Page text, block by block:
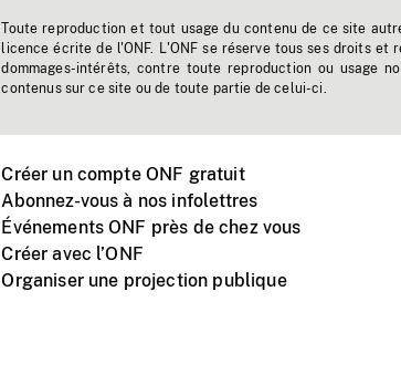
Toute reproduction et tout usage du contenu de ce site
licence écrite de l'ONF. L'ONF se réserve tous ses droits
dommages-intérêts, contre toute reproduction ou usage
contenus sur ce site ou de toute partie de celui-ci.
Créer un compte ONF gratuit
Abonnez-vous à nos infolettres
Événements ONF près de chez vous
Créer avec l’ONF
Organiser une projection publique